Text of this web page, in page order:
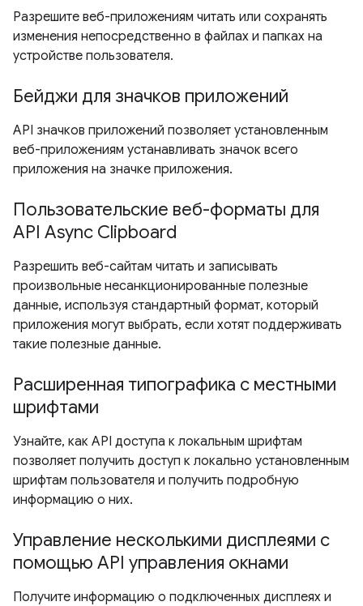
Разрешите веб-приложениям читать или сохранять
изменения непосредственно в файлах и папках на
устройстве пользователя.
Бейджи для значков приложений
API значков приложений позволяет установленным
веб-приложениям устанавливать значок всего
приложения на значке приложения.
Пользовательские веб-форматы для
API Async Clipboard
Разрешить веб-сайтам читать и записывать
произвольные несанкционированные полезные
данные, используя стандартный формат, который
приложения могут выбрать, если хотят поддерживать
такие полезные данные.
Расширенная типографика с местными
шрифтами
Узнайте, как API доступа к локальным шрифтам
позволяет получить доступ к локально установленным
шрифтам пользователя и получить подробную
информацию о них.
Управление несколькими дисплеями с
помощью API управления окнами
Получите информацию о подключенных дисплеях и